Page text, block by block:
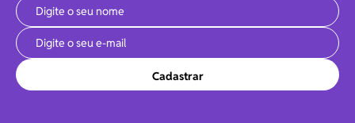
Cadastrar